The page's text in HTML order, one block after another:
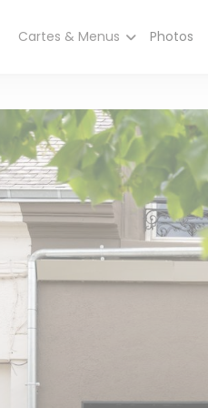
Cartes & Menus Photos